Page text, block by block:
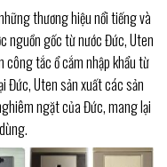
thương hiệu nổi tiếng và
nguồn gốc từ nước Đức, Uten
công tắc ổ cắm nhập khẩu từ
Đức, Uten sản xuất các sản
ngặt của Đức, mang lại